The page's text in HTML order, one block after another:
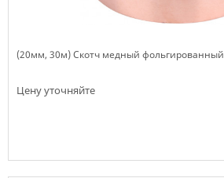
(20мм, 30м) Скотч медный фольгированный
Цену уточняйте